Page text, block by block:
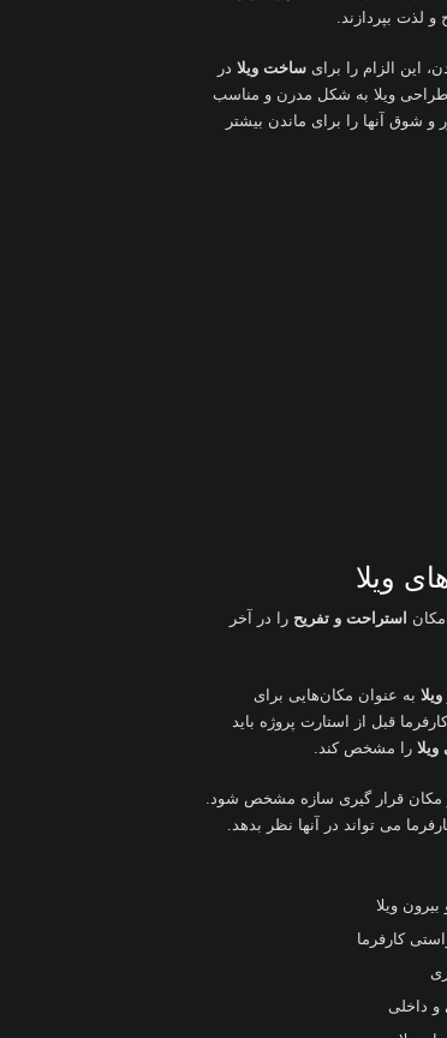
لذت بپردازند.
این الزام را برایساخت ویلا در
طراحی ویلا به شکل مدرن و مناسب
و شوق آنها را برای ماندن بیشتر
ویلا
استراحت و تفریح را در آخر
ویلا به عنوان مکان‌هایی برای
قبل از استارت پروژه باید
را مشخص کند
و مکان قرار گیری سازه مشخص شود.
می تواند در آنها نظر بدهد.
ویلا
کارفرما
و داخلی